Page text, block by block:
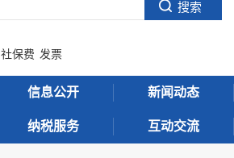
社保费 发票
信息公开 新闻动态
纳税服务 互动交流